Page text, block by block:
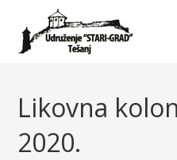
Likovna
2020.